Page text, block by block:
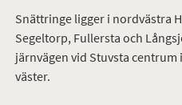
Snättringe ligger i nordvästra
Segeltorp, Fullersta och
järnvägen vid Stuvsta
väster.